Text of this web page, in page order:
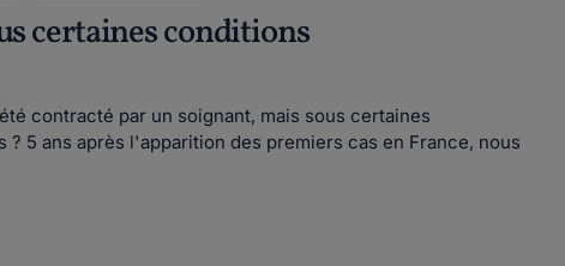
certaines conditions
contracté par un soignant, mais sous certaines
5 ans après l'apparition des premiers cas en France, nous